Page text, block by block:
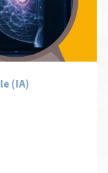
(IA)